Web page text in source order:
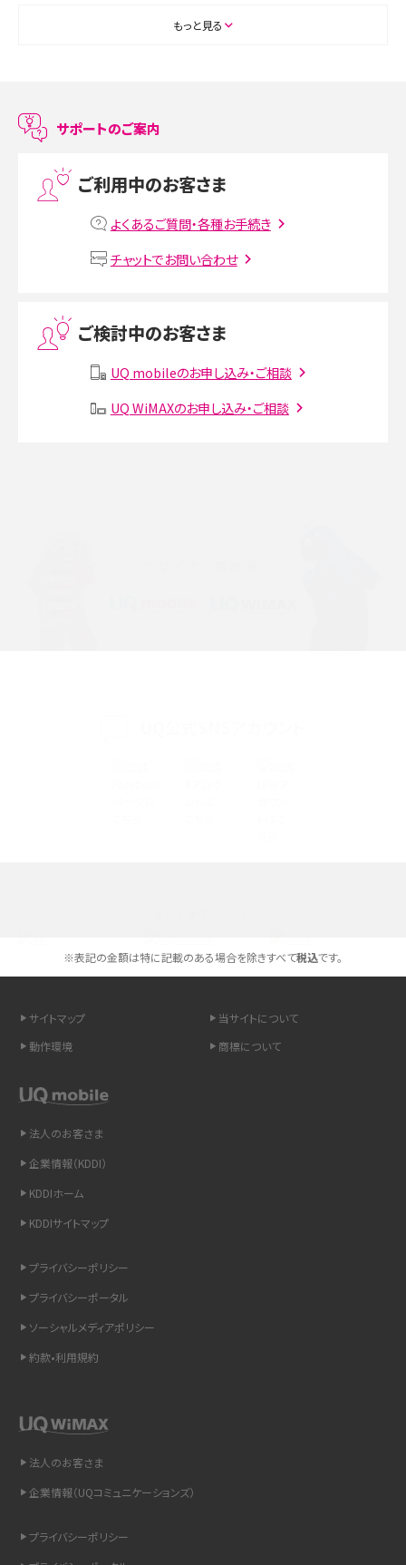
ASMRとは？初心者向けの代表ジャンルや楽しみ方を解説
LINEで友だちを削除する方法は？方法ごとの影響や復活・復元する方法も解説
MNOとは？MVNOやMVNEとの違いやメリット・デメリットを解説
VPN接続とは？仕組みや必要性、メリット・デメリット、接続方法を解説
Instagram（インスタグラム）でスクショするとバレる？バレるケースや撮り方も解
SMSとは？料金やできること、注意点や届かない時の対処法を解説
LINEの通知がこない時の原因と対処法9選！設定の確認手順も解説
非通知設定とは？184で電話をかける方法やiPhone・Androidの設定を解説
iCloudの使用容量を減らす9つの方法！使用状況の確認手順も紹介
リプライ機能とは？LINE、X（旧Twitter）、Instagram、TikTokで送る方法を解説
インスタのDMの送り方は？便利機能の使い方や注意点をわかりやすく解説
LINEで送信取り消しをする方法は？相手に知られるのか、削除との違いも紹介
詳しく解説
Wi-Fiを快適に使うための速度はどれくらい？用途別の目安・回線ごとの平均を
紹介
LINEの着信音や通知音の設定・変更方法を解説！鳴らない場合の対処法も紹介
もっと見る
サポートのご案内
ご利用中のお客さま
よくあるご質問・各種お手続き
チャットでお問い合わせ
ご検討中のお客さま
UQ mobileのお申し込み・ご相談
UQ WiMAXのお申し込み・ご相談
※表記の金額は特に記載のある場合を除きすべて税込です。
サイトマップ
当サイトについて
動作環境
商標について
法人のお客さま
企業情報（KDDI）
KDDIホーム
KDDIサイトマップ
プライバシーポリシー
プライバシーポータル
ソーシャルメディアポリシー
約款•利用規約
法人のお客さま
企業情報（UQコミュニケーションズ）
プライバシーポリシー